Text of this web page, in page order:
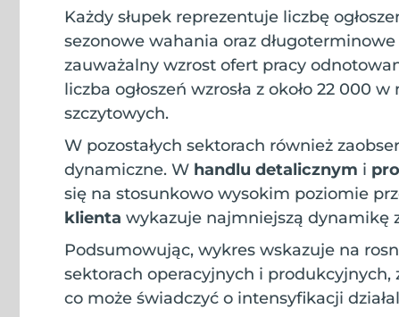
Każdy słupek reprezentuje liczbę
sezonowe wahania oraz
zauważalny wzrost ofert pracy
liczba ogłoszeń wzrosła z około 22 000
szczytowych.
W pozostałych sektorach również
dynamiczne. W handlu detalicznym i
się na stosunkowo wysokim poziomie
klienta wykazuje najmniejszą dynamikę
Podsumowując, wykres wskazuje na
sektorach operacyjnych i
co może świadczyć o intensyfikacji